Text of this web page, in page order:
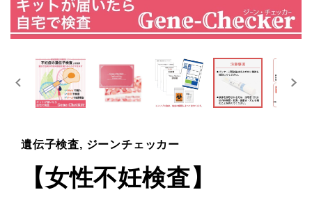
遺伝子検査, ジーンチェッカー
【女性不妊検査】